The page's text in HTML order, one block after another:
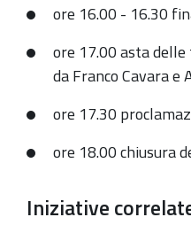
ore 16.00 - 16.30
ore 17.00 asta
da Franco Cavara e
ore 17.30
ore 18.00 chiusura
Iniziative